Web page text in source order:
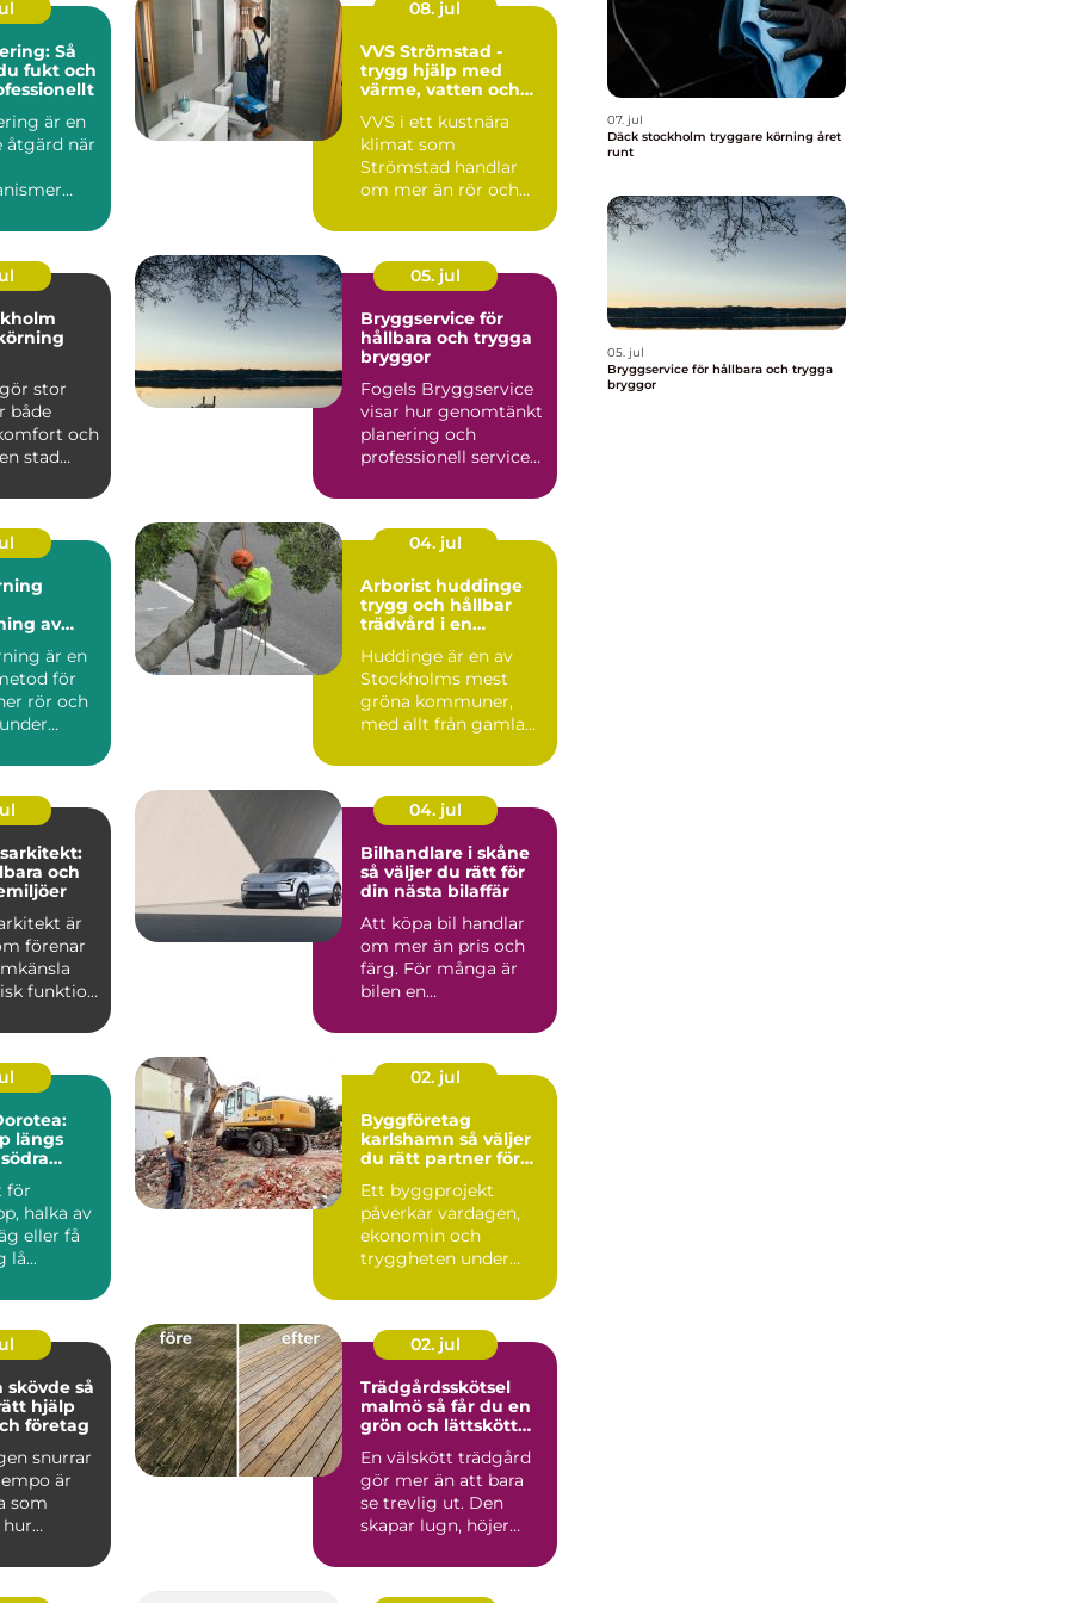
Så
fukt och
är en
åtgärd när
08. jul
VVS Strömstad -
trygg hjälp med
värme, vatten och
VVS i ett kustnära
klimat som
Strömstad handlar
om mer än rör och
stor
både
och
stad
05. jul
Bryggservice för
hållbara och trygga
bryggor
Fogels Bryggservice
visar hur genomtänkt
planering och
professionell service
av
är en
för
rör och
04. jul
Arborist huddinge
trygg och hållbar
trädvård i en
Huddinge är en av
Stockholms mest
gröna kommuner,
med allt från gamla
naturtomter till...
och
är
förenar
funktion
04. jul
Bilhandlare i skåne
så väljer du rätt för
din nästa bilaffär
Att köpa bil handlar
om mer än pris och
färg. För många är
bilen en
ska fungera v...
längs
för
halka av
eller få
lå...
02. jul
Byggföretag
karlshamn så väljer
du rätt partner för
Ett byggprojekt
påverkar vardagen,
ekonomin och
tryggheten under
Därför spelar vale...
så
hjälp
företag
snurrar
är
som
02. jul
Trädgårdsskötsel
malmö så får du en
grön och lättskött
En välskött trädgård
gör mer än att bara
se trevlig ut. Den
skapar lugn, höjer
oc...
07. jul
Däck stockholm tryggare körning året
runt
05. jul
Bryggservice för hållbara och trygga
bryggor